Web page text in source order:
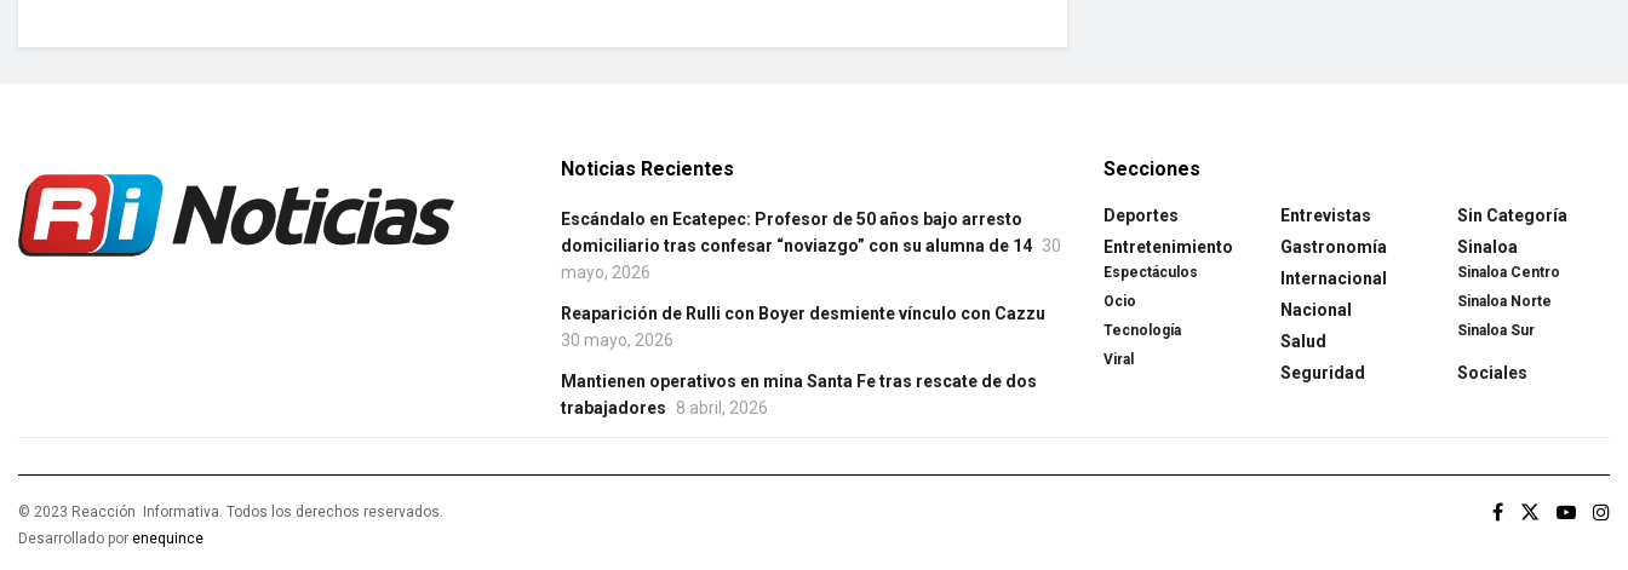
Noticias Recientes
Escándalo en Ecatepec: Profesor de 50 años bajo arresto
domiciliario tras confesar “noviazgo” con su alumna de 14 30
mayo, 2026
Reaparición de Rulli con Boyer desmiente vínculo con Cazzu
30 mayo, 2026
Mantienen operativos en mina Santa Fe tras rescate de dos
trabajadores
8 abril, 2026
Secciones
Deportes
Entretenimiento
Espectáculos
Ocio
Tecnología
Viral
Entrevistas
Gastronomía
Internacional
Nacional
Salud
Seguridad
Sin Categoría
Sinaloa
Sinaloa Centro
Sinaloa Norte
Sinaloa Sur
Sociales
© 2023 Reacción Informativa. Todos los derechos reservados.
Desarrollado por enequince